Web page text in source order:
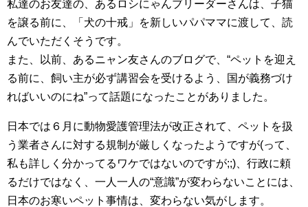
私達のお友達の、あるロシにゃんブリーダーさんは、子猫
を譲る前に、「犬の十戒」を新しいパパママに渡して、読
んでいただくそうです。
また、以前、あるニャン友さんのブログで、“ペットを迎え
る前に、飼い主が必ず講習会を受けるよう、国が義務づけ
ればいいのにね”って話題になったことがありました。
日本では６月に動物愛護管理法が改正されて、ペットを扱
う業者さんに対する規制が厳しくなったようですが(って、
私も詳しく分かってるワケではないのですが;;)、行政に頼
るだけではなく、一人一人の“意識”が変わらないことには、
日本のお寒いペット事情は、変わらない気がします。